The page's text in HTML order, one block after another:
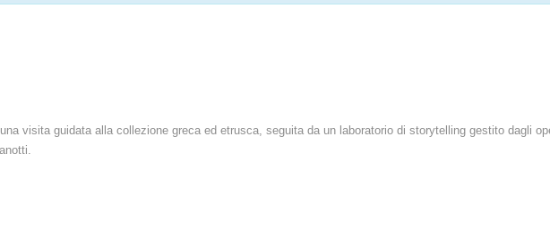
visita guidata alla collezione greca ed etrusca, seguita da un laboratorio di storytelling gestito dagli